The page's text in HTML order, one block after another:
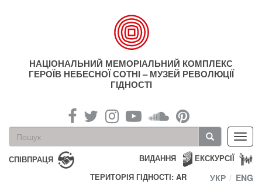
НАЦІОНАЛЬНИЙ МЕМОРІАЛЬНИЙ КОМПЛЕКС
ГЕРОЇВ НЕБЕСНОЇ СОТНІ – МУЗЕЙ РЕВОЛЮЦІЇ
ГІДНОСТІ
Пошукова
форма
Пошук
СПІВПРАЦЯ ЕКСКУРСІЇ
ВИДАННЯ
ТЕРИТОРІЯ ГІДНОСТІ: AR
УКР ENG